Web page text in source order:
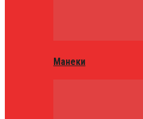
Манеки